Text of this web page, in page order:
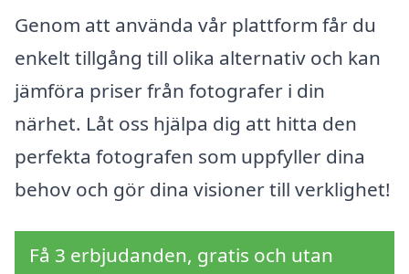
Genom att använda vår plattform får du
enkelt tillgång till olika alternativ och kan
jämföra priser från fotografer i din
närhet. Låt oss hjälpa dig att hitta den
perfekta fotografen som uppfyller dina
behov och gör dina visioner till verklighet!
Få 3 erbjudanden, gratis och utan